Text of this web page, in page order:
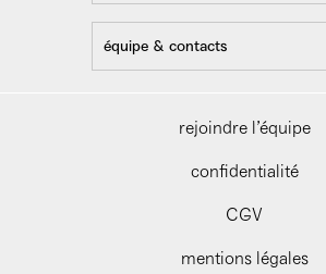
équipe & contacts
rejoindre l’équipe
confidentialité
CGV
mentions légales